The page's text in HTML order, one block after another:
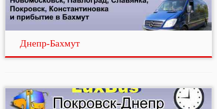
Днепр-Бахмут